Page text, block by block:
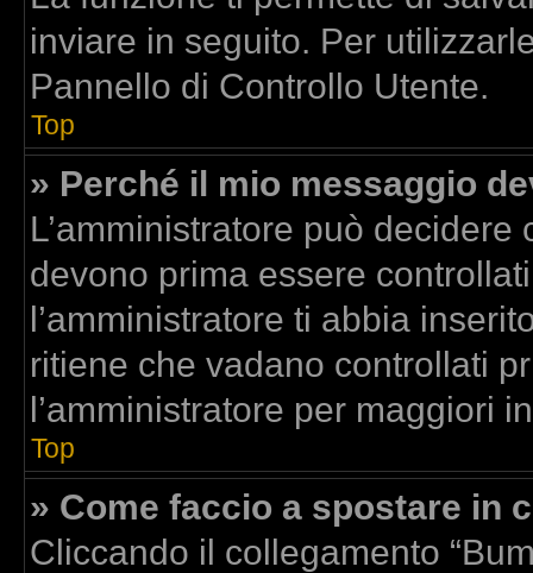
inviare in seguito. Per
Pannello di Controllo Utente.
Top
» Perché il mio messaggio
L’amministratore può
devono prima essere
l’amministratore ti abbia
ritiene che vadano controllati
l’amministratore per maggiori
Top
» Come faccio a spostare in
Cliccando il collegamento